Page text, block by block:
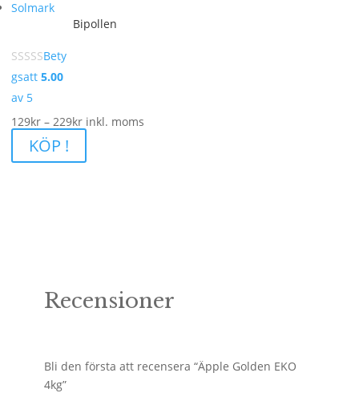
Bipollen
Bety
gsatt 5.00
av 5
129kr – 229krPrisintervall:
till
inkl. moms
KÖP !
Recensioner
Bli den första att recensera “Äpple Golden EKO
4kg”